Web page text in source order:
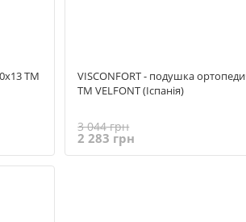
ТМ
VISCONFORT - подушка
TM VELFONT (Іспанія)
3 044 грн
2 283 грн